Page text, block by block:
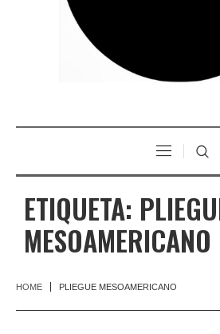
ETIQUETA:
MESOAMERICANO
HOME PLIEGUE MESOAMERICANO